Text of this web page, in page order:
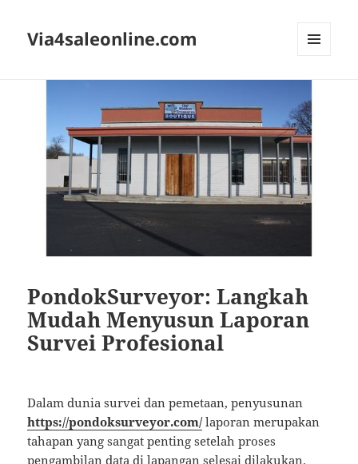
Via4saleonline.com
PondokSurveyor: Langkah
Mudah Menyusun Laporan
Survei Profesional
Dalam dunia survei dan pemetaan, penyusunan
https://pondoksurveyor.com/laporan merupakan
tahapan yang sangat penting setelah proses
pengambilan data di lapangan selesai dilakukan.